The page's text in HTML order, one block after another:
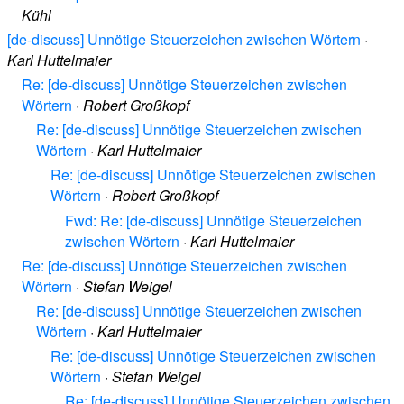
Kühl
[de-discuss] Unnötige Steuerzeichen zwischen Wörtern ·
Karl Huttelmaier
Re: [de-discuss] Unnötige Steuerzeichen zwischen
Wörtern · Robert Großkopf
Re: [de-discuss] Unnötige Steuerzeichen zwischen
Wörtern · Karl Huttelmaier
Re: [de-discuss] Unnötige Steuerzeichen zwischen
Wörtern · Robert Großkopf
Fwd: Re: [de-discuss] Unnötige Steuerzeichen
zwischen Wörtern · Karl Huttelmaier
Re: [de-discuss] Unnötige Steuerzeichen zwischen
Wörtern · Stefan Weigel
Re: [de-discuss] Unnötige Steuerzeichen zwischen
Wörtern · Karl Huttelmaier
Re: [de-discuss] Unnötige Steuerzeichen zwischen
Wörtern · Stefan Weigel